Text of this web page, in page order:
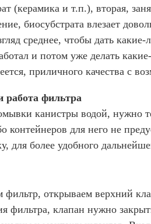
(керамика и т.п.), вторая,
биосубстрата влезает
среднее, чтобы дать
и потом уже делать
приличного качества с
фильтра
канистры водой, нужно
контейнеров для него не
для более удобного
фильтр, открываем верхний
фильтра, клапан нужно